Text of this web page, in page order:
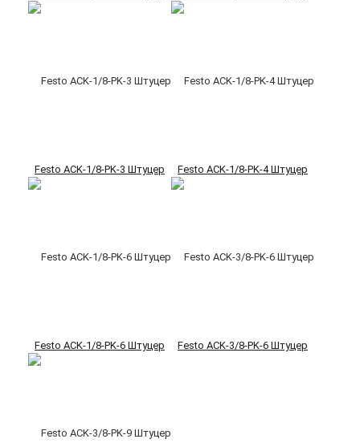
Festo ACK-1/8-PK-3 Штуцер Festo ACK-1/8-PK-4 Штуцер
Festo ACK-1/8-PK-6 Штуцер Festo ACK-3/8-PK-6 Штуцер